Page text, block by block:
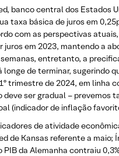
banco central dos Estados
taxa básica de juros em
com as perspectivas
em 2023, mantendo a
entretanto, a
de terminar,
trimestre de 2024, em linha
ser gradual – prevemos
(indicador de inflação
de atividade
de Kansas referente a
da Alemanha contraiu